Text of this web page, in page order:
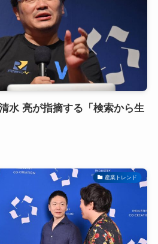
水 亮が指摘する「検索から生
産業トレンド